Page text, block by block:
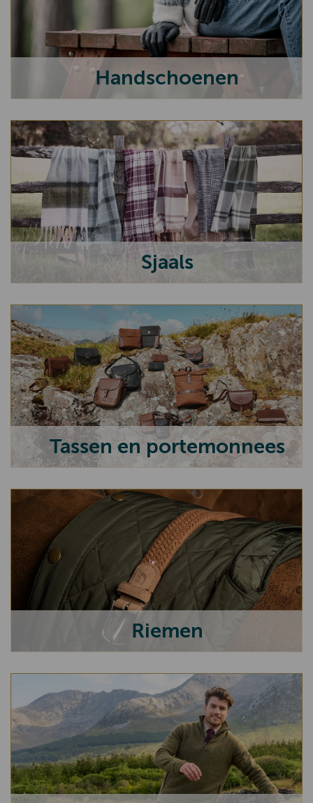
Handschoenen
Sjaals
Tassen en portemonnees
Riemen